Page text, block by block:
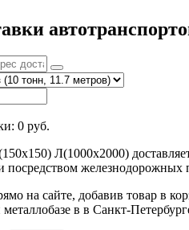
0 руб.
Л(1000х2000)
посредством железнодорожных
на сайте, добавив товар в
в в Санкт-